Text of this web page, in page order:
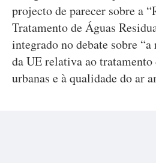
projecto de parecer sobre a
Tratamento de Águas
integrado no debate sobre
da UE relativa ao tratamento
urbanas e à qualidade do ar